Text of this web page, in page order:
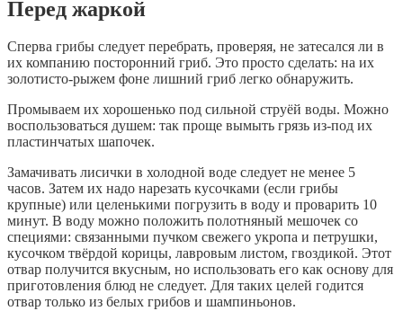
Перед жаркой
Сперва грибы следует перебрать, проверяя, не затесался ли в
их компанию посторонний гриб. Это просто сделать: на их
золотисто-рыжем фоне лишний гриб легко обнаружить.
Промываем их хорошенько под сильной струёй воды. Можно
воспользоваться душем: так проще вымыть грязь из-под их
пластинчатых шапочек.
Замачивать лисички в холодной воде следует не менее 5
часов. Затем их надо нарезать кусочками (если грибы
крупные) или целенькими погрузить в воду и проварить 10
минут. В воду можно положить полотняный мешочек со
специями: связанными пучком свежего укропа и петрушки,
кусочком твёрдой корицы, лавровым листом, гвоздикой. Этот
отвар получится вкусным, но использовать его как основу для
приготовления блюд не следует. Для таких целей годится
отвар только из белых грибов и шампиньонов.